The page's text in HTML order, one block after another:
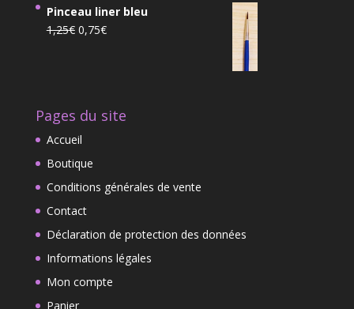
36,78€.29,99€.
initial
était :
actuel
est :
Pinceau liner bleu
1,25€ Le
0,75€Le
Pages du site
Accueil
Boutique
Conditions générales de vente
Contact
Déclaration de protection des données
Informations légales
Mon compte
Panier